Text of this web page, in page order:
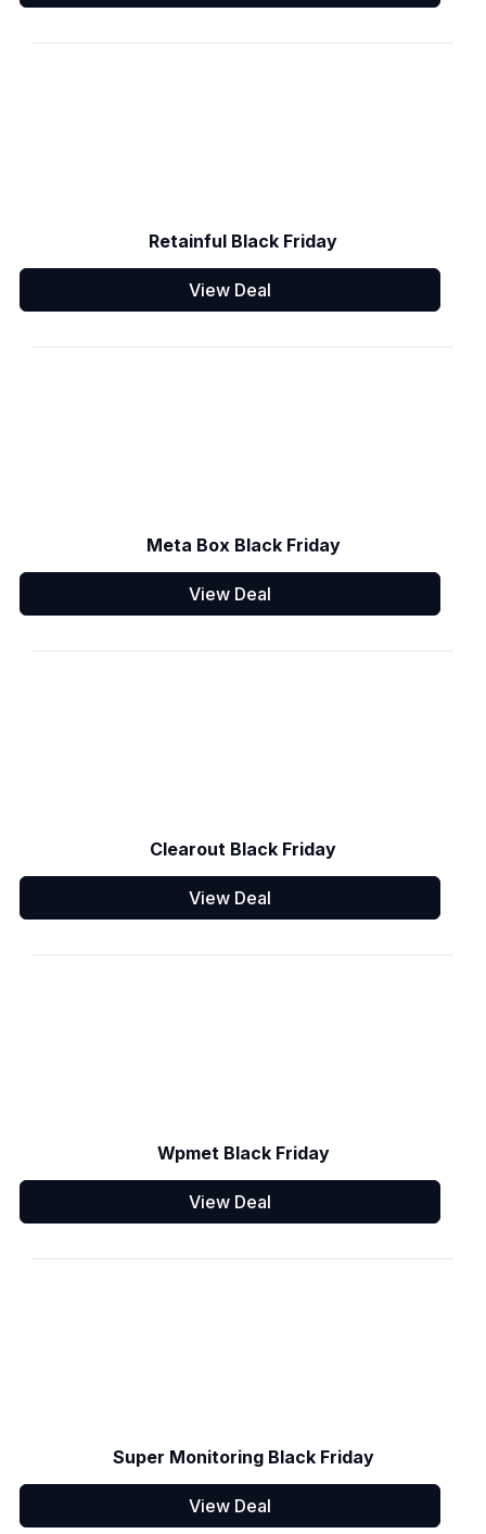
Retainful Black Friday
View Deal
Meta Box Black Friday
View Deal
Clearout Black Friday
View Deal
Wpmet Black Friday
View Deal
Super Monitoring Black Friday
View Deal